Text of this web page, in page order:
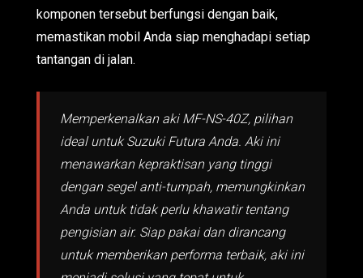
komponen tersebut berfungsi dengan baik,
memastikan mobil Anda siap menghadapi setiap
tantangan di jalan.
Memperkenalkan aki MF-NS-40Z, pilihan
ideal untuk Suzuki Futura Anda. Aki ini
menawarkan kepraktisan yang tinggi
dengan segel anti-tumpah, memungkinkan
Anda untuk tidak perlu khawatir tentang
pengisian air. Siap pakai dan dirancang
untuk memberikan performa terbaik, aki ini